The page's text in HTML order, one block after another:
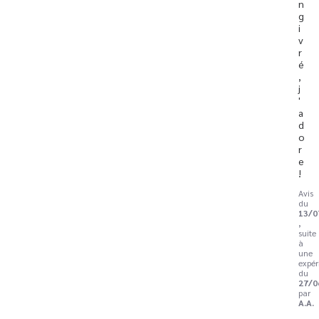
n
g
i
v
r
é
,
j
'
a
d
o
r
e
!
Avis
du
13/
,
suite
à
une
du
27/
par
A.A.